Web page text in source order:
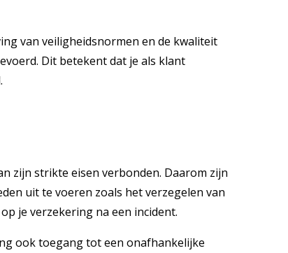
van veiligheidsnormen en de kwaliteit
Dit betekent dat je als klant
zijn strikte eisen verbonden. Daarom zijn
uit te voeren zoals het verzegelen van
je verzekering na een incident.
ook toegang tot een onafhankelijke